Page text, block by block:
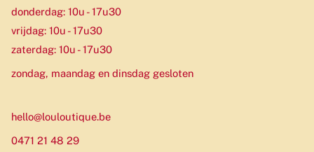
donderdag: 10u - 17u30
vrijdag: 10u - 17u30
zaterdag: 10u - 17u30
zondag, maandag en dinsdag gesloten
hello@louloutique.be
0471 21 48 29